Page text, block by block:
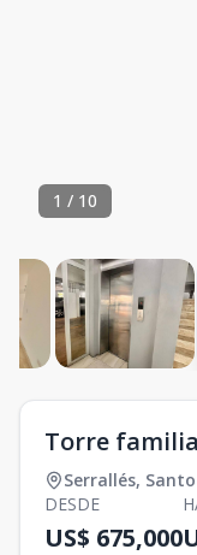
1 / 10
Torre
Serrallés,
DESDE
US$ 675,000